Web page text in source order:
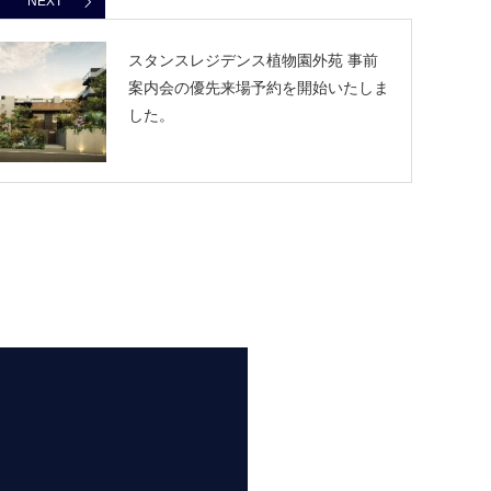
スタンスレジデンス植物園外苑 事前
案内会の優先来場予約を開始いたしま
した。